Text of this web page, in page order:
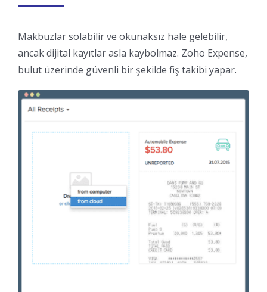
Makbuzlar solabilir ve okunaksız hale gelebilir,
ancak dijital kayıtlar asla kaybolmaz. Zoho Expense,
bulut üzerinde güvenli bir şekilde fiş takibi yapar.